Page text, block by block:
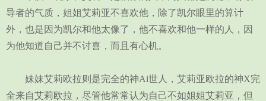
导者的气质，姐姐艾莉亚不喜欢他，除了凯尔眼里的算计
外，也是因为凯尔和他太像了，他不喜欢和他一样的人，因
为他知道自己并不讨喜，而且有心机。
妹妹艾莉欧拉则是完全的神Ai世人，艾莉亚欧拉的神X完
全来自艾莉欧拉，尽管他常常认为自己不如姐姐艾莉亚，但